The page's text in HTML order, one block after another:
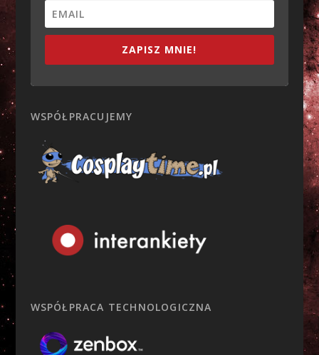
ZAPISZ MNIE!
WSPÓŁPRACUJEMY
WSPÓŁPRACA TECHNOLOGICZNA